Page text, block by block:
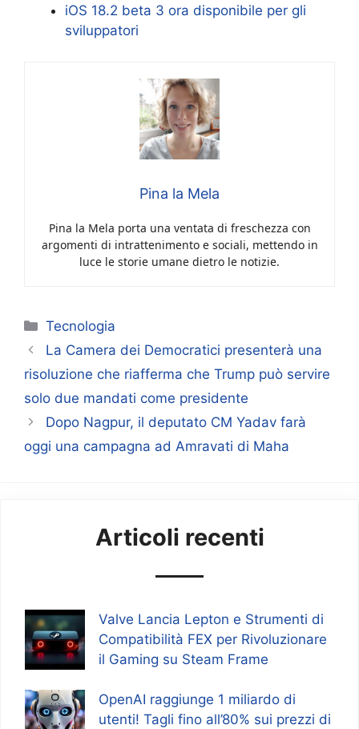
iOS 18.2 beta 3 ora disponibile per gli
sviluppatori
Pina la Mela
Pina la Mela porta una ventata di freschezza con
argomenti di intrattenimento e sociali, mettendo in
luce le storie umane dietro le notizie.
Categorie
Tecnologia
La Camera dei Democratici presenterà una
risoluzione che riafferma che Trump può servire
solo due mandati come presidente
Dopo Nagpur, il deputato CM Yadav farà
oggi una campagna ad Amravati di Maha
Articoli recenti
Valve Lancia Lepton e Strumenti di
Compatibilità FEX per Rivoluzionare
il Gaming su Steam Frame
OpenAI raggiunge 1 miliardo di
utenti! Tagli fino all’80% sui prezzi di